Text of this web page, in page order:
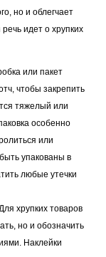
но и облегчает
идет о хрупких
или пакет
чтобы закрепить
тяжелый или
особенно
или
упакованы в
любые утечки
хрупких товаров
но и обозначить
Наклейки